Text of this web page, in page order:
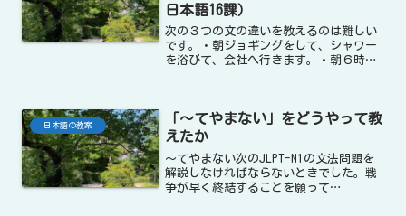
日本語16課）
次の３つの文の違いを教えるのは難しい
です。・朝ジョギングをして、シャワー
を浴びて、会社へ行きます。・朝６時に
ようなプリントを作りまし...
日本語の教案
「〜てやまない」をどうやって教
えたか
〜てやまない次のJLPT-N1の文法問題を
解説しなければならないときでした。戦
争が早く終結することを願って